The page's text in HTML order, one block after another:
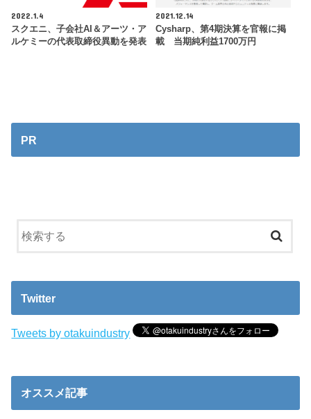
2022.1.4
スクエニ、子会社AI＆アーツ・ア
ルケミーの代表取締役異動を発表
2021.12.14
Cysharp、第4期決算を官報に掲
載 当期純利益1700万円
PR
Twitter
Tweets by otakuindustry
オススメ記事